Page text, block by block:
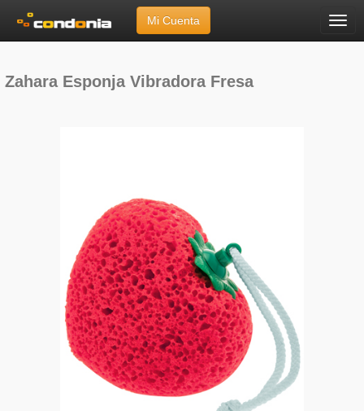
Menú
Mi Cuenta
Esponja Vibradora Fresa
Zahara Esponja Vibradora Fresa